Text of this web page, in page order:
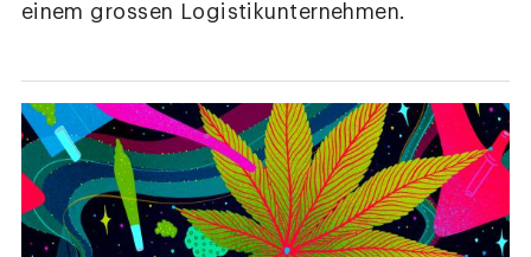
einem grossen Logistikunternehmen.